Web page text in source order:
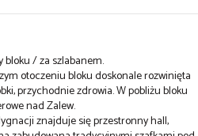
bloku / za szlabanem.
otoczeniu bloku doskonale rozwinięta
przychodnie zdrowia. W pobliżu bloku
nad Zalew.
znajduje się przestronny hall,